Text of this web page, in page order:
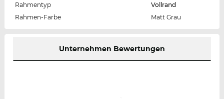
Rahmentyp
Vollrand
Rahmen-Farbe
Matt Grau
Unternehmen Bewertungen